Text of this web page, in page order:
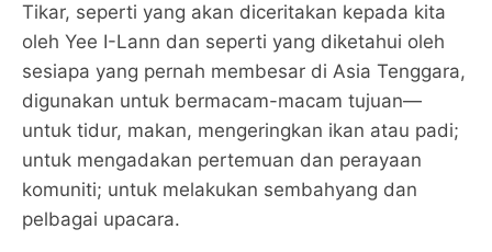
Tikar, seperti yang akan diceritakan kepada kita
oleh Yee I-Lann dan seperti yang diketahui oleh
sesiapa yang pernah membesar di Asia Tenggara,
digunakan untuk bermacam-macam tujuan—
untuk tidur, makan, mengeringkan ikan atau padi;
untuk mengadakan pertemuan dan perayaan
komuniti; untuk melakukan sembahyang dan
pelbagai upacara.